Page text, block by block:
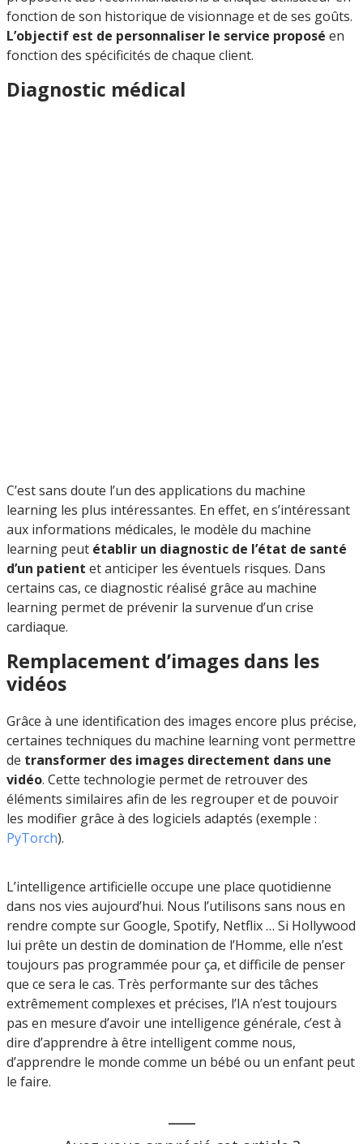
fonction de son historique de visionnage et de ses goûts.
L’objectif est de personnaliser le service proposé en
fonction des spécificités de chaque client.
Diagnostic médical
C’est sans doute l’un des applications du machine
learning les plus intéressantes. En effet, en s’intéressant
aux informations médicales, le modèle du machine
learning peut établir un diagnostic de l’état de santé
d’un patient et anticiper les éventuels risques. Dans
certains cas, ce diagnostic réalisé grâce au machine
learning permet de prévenir la survenue d’un crise
cardiaque.
Remplacement d’images dans les
vidéos
Grâce à une identification des images encore plus précise,
certaines techniques du machine learning vont permettre
de transformer des images directement dans une
vidéo. Cette technologie permet de retrouver des
éléments similaires afin de les regrouper et de pouvoir
les modifier grâce à des logiciels adaptés (exemple :
PyTorch).
L’intelligence artificielle occupe une place quotidienne
dans nos vies aujourd’hui. Nous l’utilisons sans nous en
rendre compte sur Google, Spotify, Netflix … Si Hollywood
lui prête un destin de domination de l’Homme, elle n’est
toujours pas programmée pour ça, et difficile de penser
que ce sera le cas. Très performante sur des tâches
extrêmement complexes et précises, l’IA n’est toujours
pas en mesure d’avoir une intelligence générale, c’est à
dire d’apprendre à être intelligent comme nous,
d’apprendre le monde comme un bébé ou un enfant peut
le faire.